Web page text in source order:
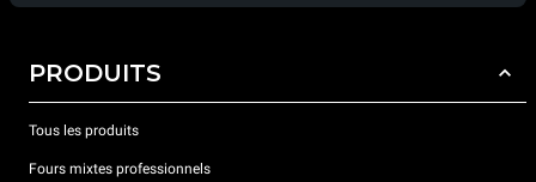
PRODUITS
Tous les produits
Fours mixtes professionnels